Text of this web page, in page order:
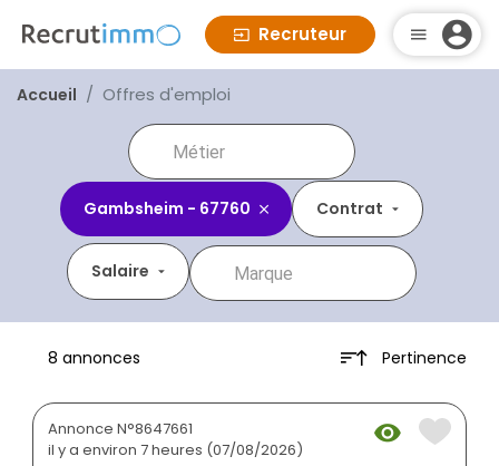
Recruteur
Accueil Offres d'emploi
Gambsheim - 67760 Contrat
Salaire
8 annonces Pertinence
Annonce N°8647661
il y a environ 7 heures (07/08/2026)